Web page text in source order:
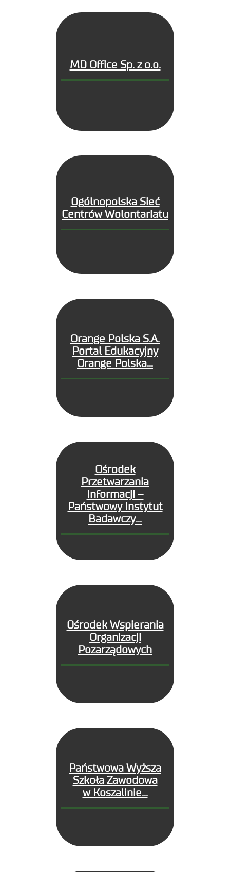
MD Office Sp. z o.o.
Ogólnopolska Sieć
Centrów Wolontariatu
Orange Polska S.A.
Portal Edukacyjny
Orange Polska...
Ośrodek
Przetwarzania
Informacji –
Państwowy Instytut
Badawczy...
Ośrodek Wspierania
Organizacji
Pozarządowych
Państwowa Wyższa
Szkoła Zawodowa
w Koszalinie...